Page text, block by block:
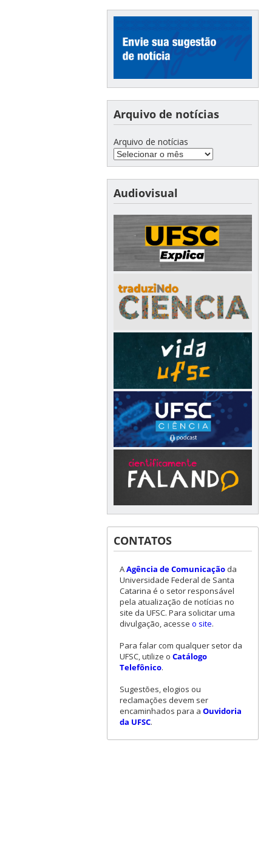
Arquivo de notícias
Arquivo de notícias
Audiovisual
CONTATOS
AAgência de Comunicaçãoda
Universidade Federal de Santa
Catarina é o setor responsável
pela atualização de notícias no
site da UFSC. Para solicitar uma
divulgação, acesse o site.
Para falar com qualquer setor da
UFSC, utilize o Catálogo
Telefônico.
Sugestões, elogios ou
reclamações devem ser
encaminhados para a Ouvidoria
da UFSC.